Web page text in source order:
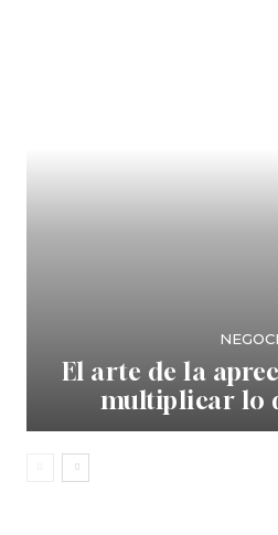
El arte de la
multiplicar lo